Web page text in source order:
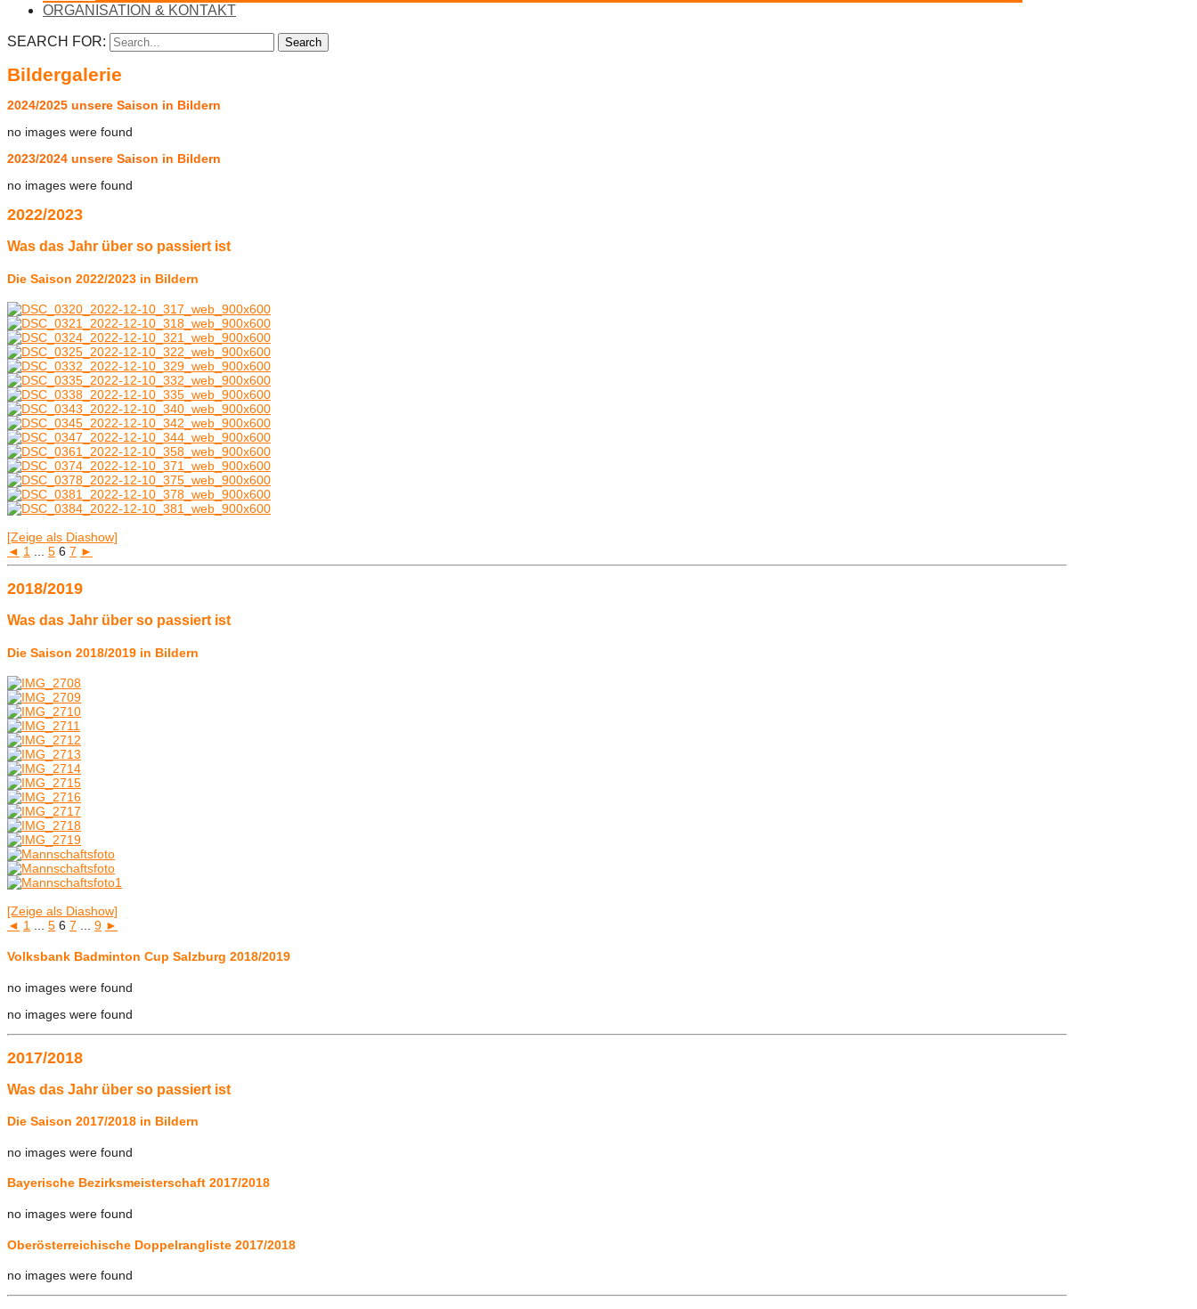
ORGANISATION & KONTAKT
SEARCH FOR: Search
Bildergalerie
2024/2025 unsere Saison in Bildern
no images were found
2023/2024 unsere Saison in Bildern
no images were found
2022/2023
Was das Jahr über so passiert ist
Die Saison 2022/2023 in Bildern
[Zeige als Diashow]
◄ 1 ... 5 6 7 ►
2018/2019
Was das Jahr über so passiert ist
Die Saison 2018/2019 in Bildern
[Zeige als Diashow]
◄ 1 ... 5 6 7 ... 9 ►
Volksbank Badminton Cup Salzburg 2018/2019
no images were found
no images were found
2017/2018
Was das Jahr über so passiert ist
Die Saison 2017/2018 in Bildern
no images were found
Bayerische Bezirksmeisterschaft 2017/2018
no images were found
Oberösterreichische Doppelrangliste 2017/2018
no images were found